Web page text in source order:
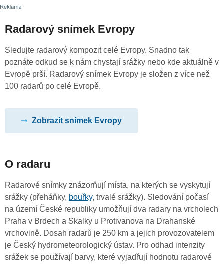
Radarový snímek Evropy
Sledujte radarový kompozit celé Evropy. Snadno tak
poznáte odkud se k nám chystají srážky nebo kde aktuálně v
Evropě prší. Radarový snímek Evropy je složen z více než
100 radarů po celé Evropě.
Zobrazit snímek Evropy
O radaru
Radarové snímky znázorňují místa, na kterých se vyskytují
srážky (přeháňky, bouřky, trvalé srážky). Sledování počasí
na území České republiky umožňují dva radary na vrcholech
Praha v Brdech a Skalky u Protivanova na Drahanské
vrchovině. Dosah radarů je 250 km a jejich provozovatelem
je Český hydrometeorologický ústav. Pro odhad intenzity
srážek se používají barvy, které vyjadřují hodnotu radarové